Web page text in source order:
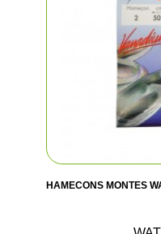
HAMECONS MONTES